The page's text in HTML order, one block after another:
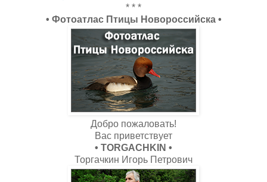
* * *
• Фотоатлас Птицы Новороссийска •
Добро пожаловать!
Вас приветствует
• TORGACHKIN •
Торгачкин Игорь Петрович